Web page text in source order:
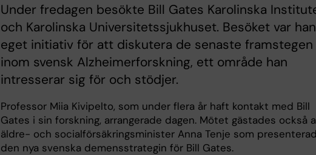
Under fredagen besökte Bill Gates Karolinska
och Karolinska Universitetssjukhuset. Besöket var
eget initiativ för att diskutera de senaste framstegen
inom svensk Alzheimerforskning, ett område han
intresserar sig för och stödjer.
Professor Miia Kivipelto, som under flera år haft kontakt med Bill
Gates i sin forskning, arrangerade dagen. Mötet gästades också
äldre- och socialförsäkringsminister Anna Tenje som
den nya svenska demensstrategin för Bill Gates.